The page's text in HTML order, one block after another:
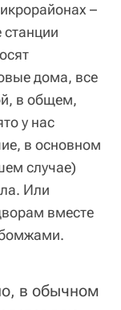
–
дома, все
в общем,
у нас
в основном
случае)
Или
вместе
в обычном